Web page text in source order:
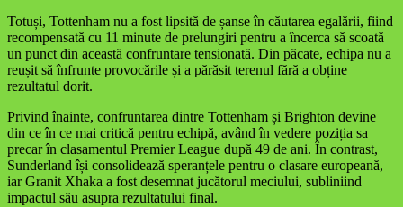
Totuși, Tottenham nu a fost lipsită de șanse în căutarea egalării, fiind
recompensată cu 11 minute de prelungiri pentru a încerca să scoată
un punct din această confruntare tensionată. Din păcate, echipa nu a
reușit să înfrunte provocările și a părăsit terenul fără a obține
rezultatul dorit.
Privind înainte, confruntarea dintre Tottenham și Brighton devine
din ce în ce mai critică pentru echipă, având în vedere poziția sa
precar în clasamentul Premier League după 49 de ani. În contrast,
Sunderland își consolidează speranțele pentru o clasare europeană,
iar Granit Xhaka a fost desemnat jucătorul meciului, subliniind
impactul său asupra rezultatului final.